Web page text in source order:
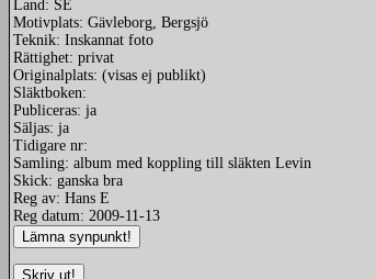
Land: SE
Motivplats: Gävleborg, Bergsjö
Teknik: Inskannat foto
Rättighet: privat
Originalplats: (visas ej publikt)
Släktboken:
Publiceras: ja
Säljas: ja
Tidigare nr:
Samling: album med koppling till släkten Levin
Skick: ganska bra
Reg av: Hans E
Reg datum: 2009-11-13